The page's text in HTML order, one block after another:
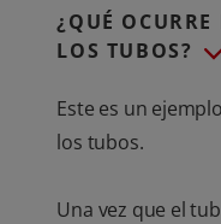
¿QUÉ OCURRE
LOS TUBOS?
Este es un
los tubos.
Una vez que el